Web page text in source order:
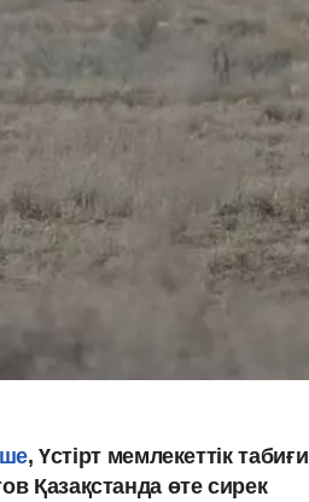
, Үстірт мемлекеттік табиғи
Қазақстанда өте сирек